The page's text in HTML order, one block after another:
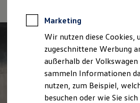
Anpfiff zum Gewinn
Elektroautos
ID. Tutorials
Elektrofahrzeugkonzepte
Reichweite
Reichweite der ID.
Reichweite im Winter
Marketing
Wir nutzen diese
zugeschnittene Werbung
außerhalb der
sammeln Informationen
nutzen, zum Beispiel,
besuchen oder wie Sie